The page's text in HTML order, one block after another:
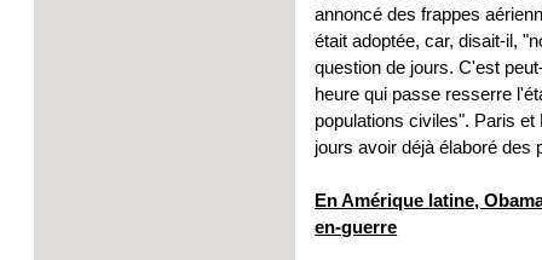
annoncé des frappes
était adoptée, car, disait-il,
question de jours. C'est
heure qui passe resserre
populations civiles". Paris
jours avoir déjà élaboré des
En Amérique latine,
en-guerre